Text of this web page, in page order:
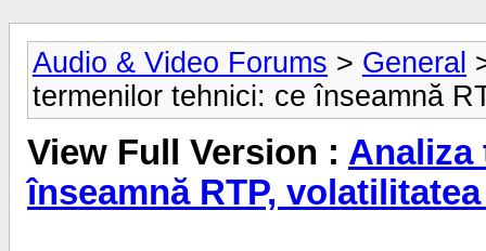
Audio & Video Forums > General
termenilor tehnici: ce înseamnă
View Full Version : Analiza
înseamnă RTP,